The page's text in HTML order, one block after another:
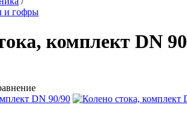
и гофры
комплект DN